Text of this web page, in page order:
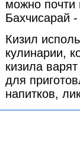
можно почти
Бахчисарай
Кизил
кулинарии,
кизила
для
напитков,